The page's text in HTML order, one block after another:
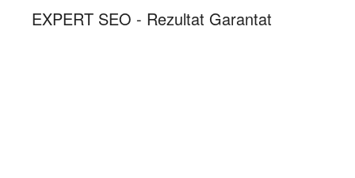
EXPERT SEO - Rezultat Garantat